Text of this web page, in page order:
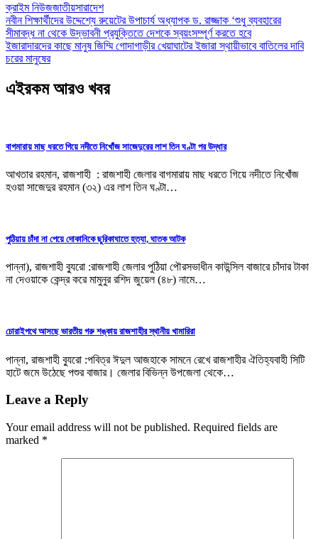
ক্রাইম নিউজজাতীয়সারাদেশ
Post
navigation
নবীন শিক্ষার্থীদের উদ্দেশ্যে রুয়েটের উপাচার্য অধ্যাপক ড. রাজ্জাক ‘শুধু ব্যবহারের
সীমাবদ্ধ না থেকে উদ্ভাবনী প্রযুক্তিতে দেশকে স্বয়ংসম্পূর্ণ করতে হবে
ইজারাদারদের কাছে মানুষ জিম্মি গোদাগাড়ীর খেয়াঘাটের ইজারা স্থায়ীভাবে বাতিলের দাবি
চরের মানুষের
এইরকম আরও খবর
বাগমারায় মাছ ধরতে গিয়ে নদীতে নিখোঁজ সাজেদুরের লাশ তিন ঘণ্টা পর উদ্ধার
আখতার রহমান, রাজশাহী : রাজশাহী জেলার বাগমারায় মাছ ধরতে গিয়ে নদীতে নিখোঁজ
হওয়া সাজেদুর রহমান (৩২) এর লাশ তিন ঘণ্টা…
পুঠিয়ায় চাঁদা না পেয়ে দোকানিকে ছুরিকাঘাতে হত্যা, ঘাতক আটক
পান্না), রাজশাহী ব্যুরো :রাজশাহী জেলার পুঠিয়া পৌরসভাধীন কাউন্সিল বাজারে চাঁদার টাকা
না দেওয়াকে কেন্দ্র করে মামুনুর রশিদ জুয়েল (৪৮) নামে…
চোরাইপথে আসছে ভারতীয় গরু শঙ্কায় রাজশাহীর স্থানীয় খামারিরা
পান্না, রাজশাহী ব্যুরো :পবিত্র ঈদুল আজহাকে সামনে রেখে রাজশাহীর ঐতিহ্যবাহী সিটি
হাটে জমে উঠেছে পশুর বাজার। জেলার বিভিন্ন উপজেলা থেকে…
Leave a Reply
Your email address will not be published. Required fields are
marked *